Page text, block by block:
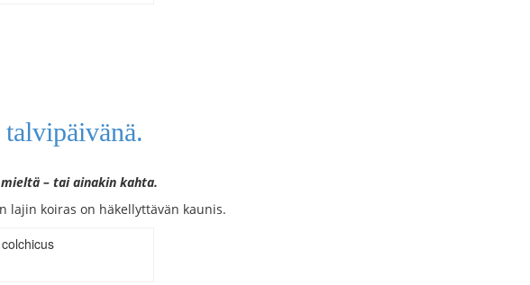
– tai ainakin kahta.
lajin koiras on häkellyttävän kaunis.